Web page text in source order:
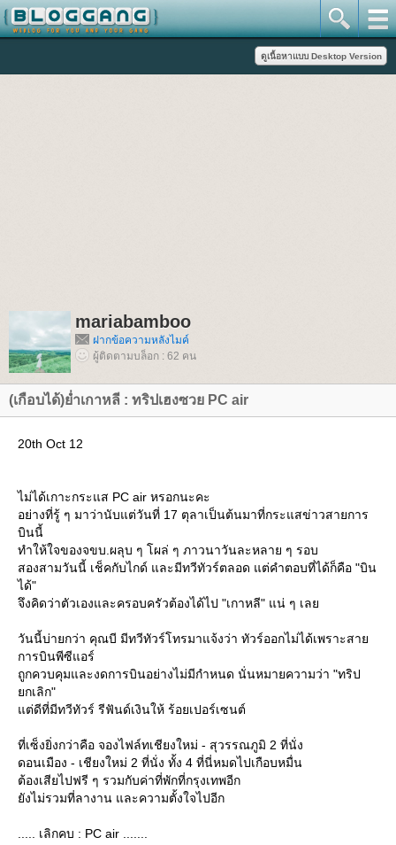
mariabamboo
ฝากข้อความหลังไมค์
ผู้ติดตามบล็อก : 62 คน
(เกือบได้)ย่ำเกาหลี : ทริปเฮงซวย PC air
20th Oct 12
ไม่ได้เกาะกระแส PC air หรอกนะคะ
อย่างที่รู้ ๆ มาว่านับแต่วันที่ 17 ตุลาเป็นต้นมาที่กระแสข่าวสายการ
บินนี้
ทำให้ใจของจขบ.ผลุบ ๆ โผล่ ๆ ภาวนาวันละหลาย ๆ รอบ
สองสามวันนี้ เช็คกับไกด์ และมีทวีทัวร์ตลอด แต่คำตอบที่ได้ก็คือ "บิน
ได้"
จึงคิดว่าตัวเองและครอบครัวต้องได้ไป "เกาหลี" แน่ ๆ เล
วันนี้บ่ายกว่า คุณบี มีทวีทัวร์โทรมาแจ้งว่า ทัวร์ออกไม่ได้เพราะสา
การบินพีซีแอร์
ถูกควบคุมและงดการบินอย่างไม่มีกำหนด นั่นหมายความว่า "ทริป
กเลิก"
ต่ดีที่มีทวีทัวร์ รีฟันด์เงินให้ ร้อยเปอร์เซนต์
ที่เซ็งยิ่งกว่าคือ จองไฟล์ทเชียงใหม่ - สุวรรณภูมิ 2 ที่นั่ง
ดอนเมือง - เชียงใหม่ 2 ที่นั่ง ทั้ง 4 ที่นี่หมดไปเกือบหมื่น
ต้องเสียไปฟรี ๆ รวมกับค่าที่พักที่กรุงเทพอีก
ังไม่รวมที่ลางาน และความตั้งใจไปอีก
..... เลิกคบ : PC air .......